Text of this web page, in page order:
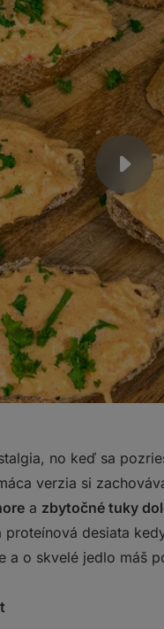
no keď sa
verzia si
a zbytočné tuky
desiata
a o skvelé jedlo máš